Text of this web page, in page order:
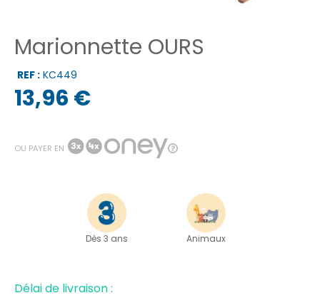
Marionnette OURS
REF : KC449
13,96 €
OU PAYER EN
Dès 3 ans Animaux
Délai de livraison :